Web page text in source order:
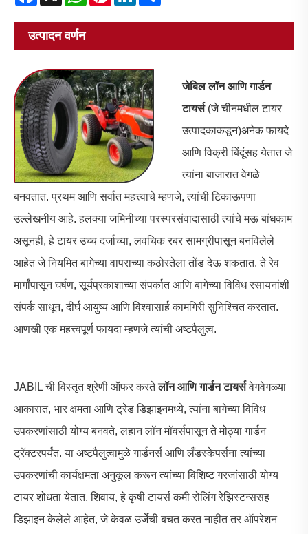
उत्पादन वर्णन
जेबिल लॉन आणि गार्डन
टायर्स (जे चीनमधील टायर
उत्पादकाकडून)अनेक फायदे
आणि विक्री बिंदूंसह येतात जे
त्यांना बाजारात वेगळे
बनवतात. प्रथम आणि सर्वात महत्त्वाचे म्हणजे, त्यांची टिकाऊपणा
उल्लेखनीय आहे. हलक्या जमिनीच्या परस्परसंवादासाठी त्यांचे मऊ बांधकाम
असूनही, हे टायर उच्च दर्जाच्या, लवचिक रबर सामग्रीपासून बनविलेले
आहेत जे नियमित बागेच्या वापराच्या कठोरतेला तोंड देऊ शकतात. ते रेव
मार्गांपासून घर्षण, सूर्यप्रकाशाच्या संपर्कात आणि बागेच्या विविध रसायनांशी
संपर्क साधून, दीर्घ आयुष्य आणि विश्वासार्ह कामगिरी सुनिश्चित करतात.
आणखी एक महत्त्वपूर्ण फायदा म्हणजे त्यांची अष्टपैलुत्व.
JABIL ची विस्तृत श्रेणी ऑफर करते लॉन आणि गार्डन टायर्स वेगवेगळ्या
आकारात, भार क्षमता आणि ट्रेड डिझाइनमध्ये, त्यांना बागेच्या विविध
उपकरणांसाठी योग्य बनवते, लहान लॉन मॉवर्सपासून ते मोठ्या गार्डन
ट्रॅक्टरपर्यंत. या अष्टपैलुत्वामुळे गार्डनर्स आणि लँडस्केपर्सना त्यांच्या
उपकरणांची कार्यक्षमता अनुकूल करून त्यांच्या विशिष्ट गरजांसाठी योग्य
टायर शोधता येतात. शिवाय, हे कृषी टायर्स कमी रोलिंग रेझिस्टन्ससह
डिझाइन केलेले आहेत, जे केवळ उर्जेची बचत करत नाहीत तर ऑपरेशन